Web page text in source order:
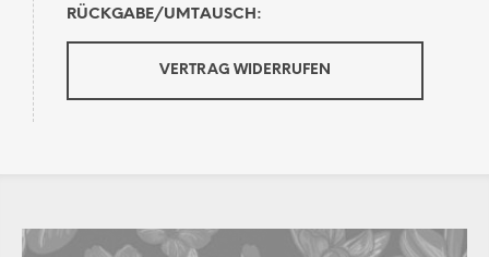
RÜCKGABE/UMTAUSCH:
VERTRAG WIDERRUFEN